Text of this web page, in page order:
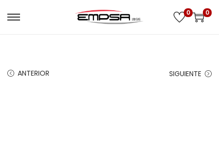
0 0
ANTERIOR SIGUIENTE